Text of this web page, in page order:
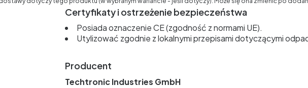
Certyfikaty i ostrzeżenie bezpieczeństwa
Posiada oznaczenie CE (zgodność z normami UE).
Utylizować zgodnie z lokalnymi przepisami dotyczącymi
Producent
Techtronic Industries GmbH